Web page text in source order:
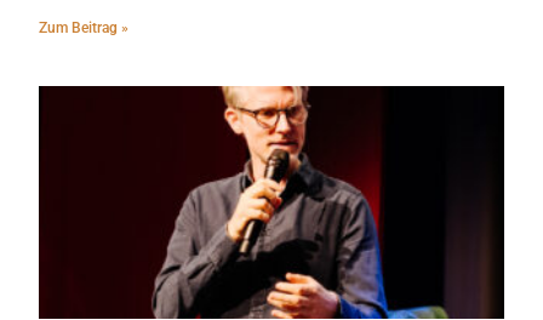
Zum Beitrag »